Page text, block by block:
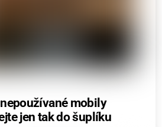
mobily
jen tak do šuplíku